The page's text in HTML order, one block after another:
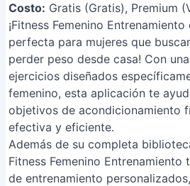
Costo: Gratis (Gratis), Premium
¡Fitness Femenino
perfecta para mujeres que
perder peso desde casa! Con
ejercicios diseñados
femenino, esta aplicación te
objetivos de acondicionamiento
efectiva y eficiente.
Además de su completa
Fitness Femenino
de entrenamiento